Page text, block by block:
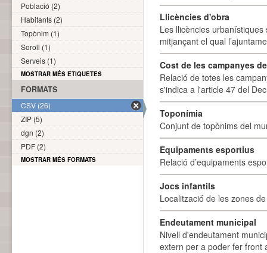
Llicències d'obra
Les llicències
mitjançant el qual
Cost de les campanyes
Relació de totes les
s'indica a l'article 47 del
Toponímia
Conjunt de topònims del
Equipaments esportius
Relació d’equipaments
Jocs infantils
Localització de les zones
Endeutament municipal
Nivell d'endeutament
extern per a poder fer front
Població (2)
Habitants (2)
Topònim (1)
Soroll (1)
Serveis (1)
MOSTRAR MÉS ETIQUETES
FORMATS
CSV (26)
ZIP (5)
dgn (2)
PDF (2)
MOSTRAR MÉS FORMATS